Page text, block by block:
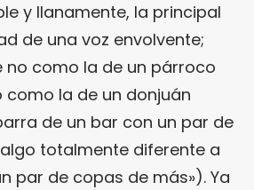
y llanamente, la principal
de una voz envolvente;
no como la de un párroco
como la de un donjuán
de un bar con un par de
totalmente diferente a
par de copas de más»). Ya